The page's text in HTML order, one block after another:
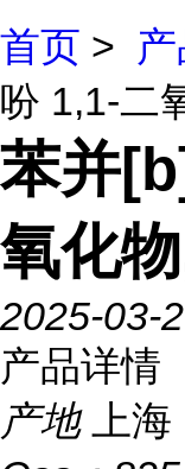
首页 >
吩 1,1-二
苯并
氧化
2025-03-
产品详情
产地
上海